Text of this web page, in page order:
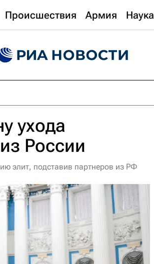
Происшествия Армия Наука
ухода
России
элит, подставив партнеров из РФ